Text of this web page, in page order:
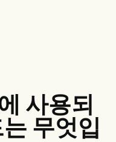
사용되
무엇입